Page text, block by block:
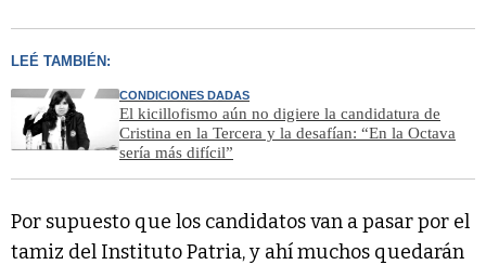
LEÉ TAMBIÉN:
CONDICIONES DADAS
El kicillofismo aún no digiere la candidatura de
Cristina en la Tercera y la desafían: “En la Octava
sería más difícil”
Por supuesto que los candidatos van a pasar por el
tamiz del Instituto Patria, y ahí muchos quedarán